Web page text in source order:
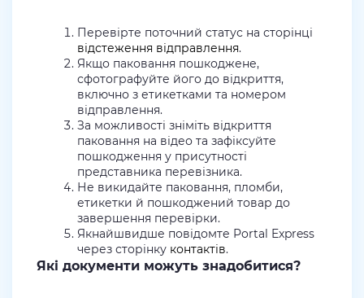
Перевірте поточний статус на сторінці
відстеження відправлення.
Якщо паковання пошкоджене,
сфотографуйте його до відкриття,
включно з етикетками та номером
відправлення.
За можливості зніміть відкриття
паковання на відео та зафіксуйте
пошкодження у присутності
представника перевізника.
Не викидайте паковання, пломби,
етикетки й пошкоджений товар до
завершення перевірки.
Якнайшвидше повідомте Portal Express
через сторінку контактів.
Які документи можуть знадобитися?